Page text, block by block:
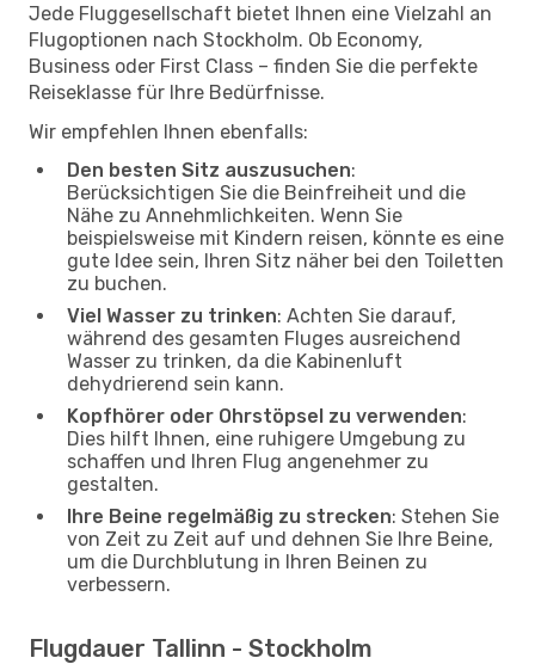
Jede Fluggesellschaft bietet Ihnen eine Vielzahl an
Flugoptionen nach Stockholm. Ob Economy,
Business oder First Class – finden Sie die perfekte
Reiseklasse für Ihre Bedürfnisse.
Wir empfehlen Ihnen ebenfalls:
Den besten Sitz auszusuchen:
Berücksichtigen Sie die Beinfreiheit und die
Nähe zu Annehmlichkeiten. Wenn Sie
beispielsweise mit Kindern reisen, könnte es eine
gute Idee sein, Ihren Sitz näher bei den Toiletten
zu buchen.
Viel Wasser zu trinken: Achten Sie darauf,
während des gesamten Fluges ausreichend
Wasser zu trinken, da die Kabinenluft
dehydrierend sein kann.
Kopfhörer oder Ohrstöpsel zu verwenden:
Dies hilft Ihnen, eine ruhigere Umgebung zu
schaffen und Ihren Flug angenehmer zu
gestalten.
Ihre Beine regelmäßig zu strecken: Stehen Sie
von Zeit zu Zeit auf und dehnen Sie Ihre Beine,
um die Durchblutung in Ihren Beinen zu
verbessern.
Flugdauer Tallinn - Stockholm